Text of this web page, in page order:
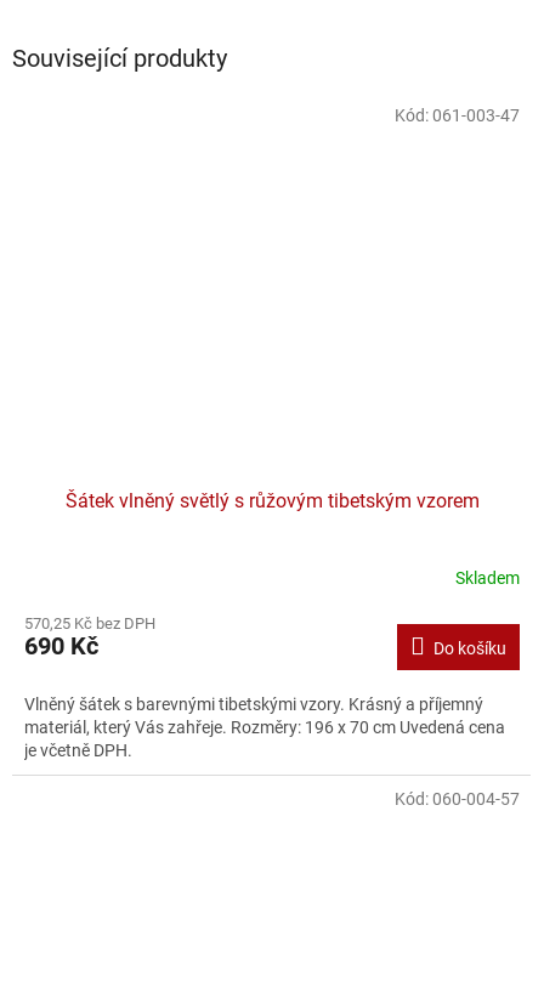
Související produkty
Šátek vlněný světlý s růžovým tibetským vzorem
Skladem
570,25 Kč bez DPH
690 Kč Do košíku
Vlněný šátek s barevnými tibetskými vzory. Krásný a příjemný
materiál, který Vás zahřeje. Rozměry: 196 x 70 cm Uvedená cena
je včetně DPH.
Kód:061-003-47
Kód:060-004-57